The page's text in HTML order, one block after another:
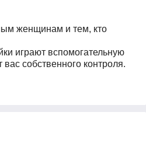
женщинам и тем, кто
играют вспомогательную
собственного контроля.